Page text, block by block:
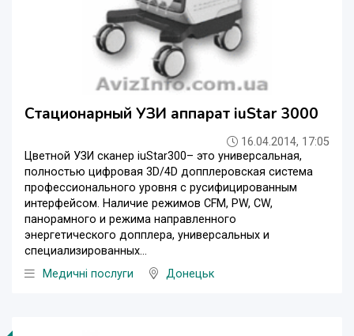
Стационарный УЗИ аппарат iuStar 3000
16.04.2014, 17:05
Цветной УЗИ сканер iuStar300– это универсальная,
полностью цифровая 3D/4D допплеровская система
профессионального уровня с русифицированным
интерфейсом. Наличие режимов CFM, PW, CW,
панорамного и режима направленного
энергетического допплера, универсальных и
специализированных...
Медичні послуги
Донецьк